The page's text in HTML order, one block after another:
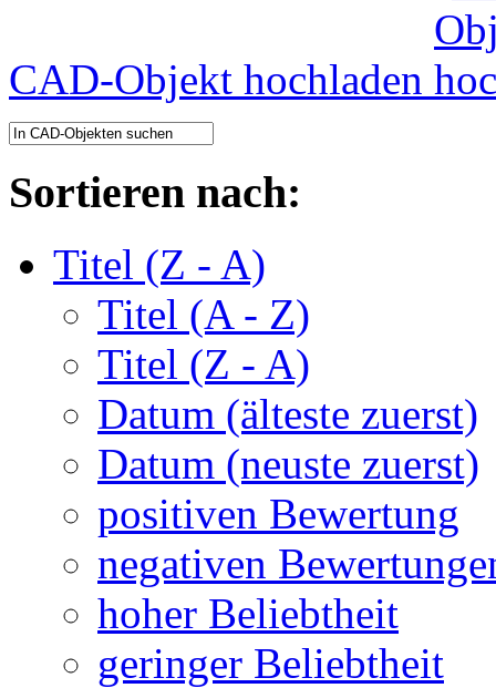
CAD-Objekt hochladen
Sortieren nach:
Titel (Z - A)
Titel (A - Z)
Titel (Z - A)
Datum (älteste zuerst)
Datum (neuste zuerst)
positiven Bewertung
negativen
hoher Beliebtheit
geringer Beliebtheit